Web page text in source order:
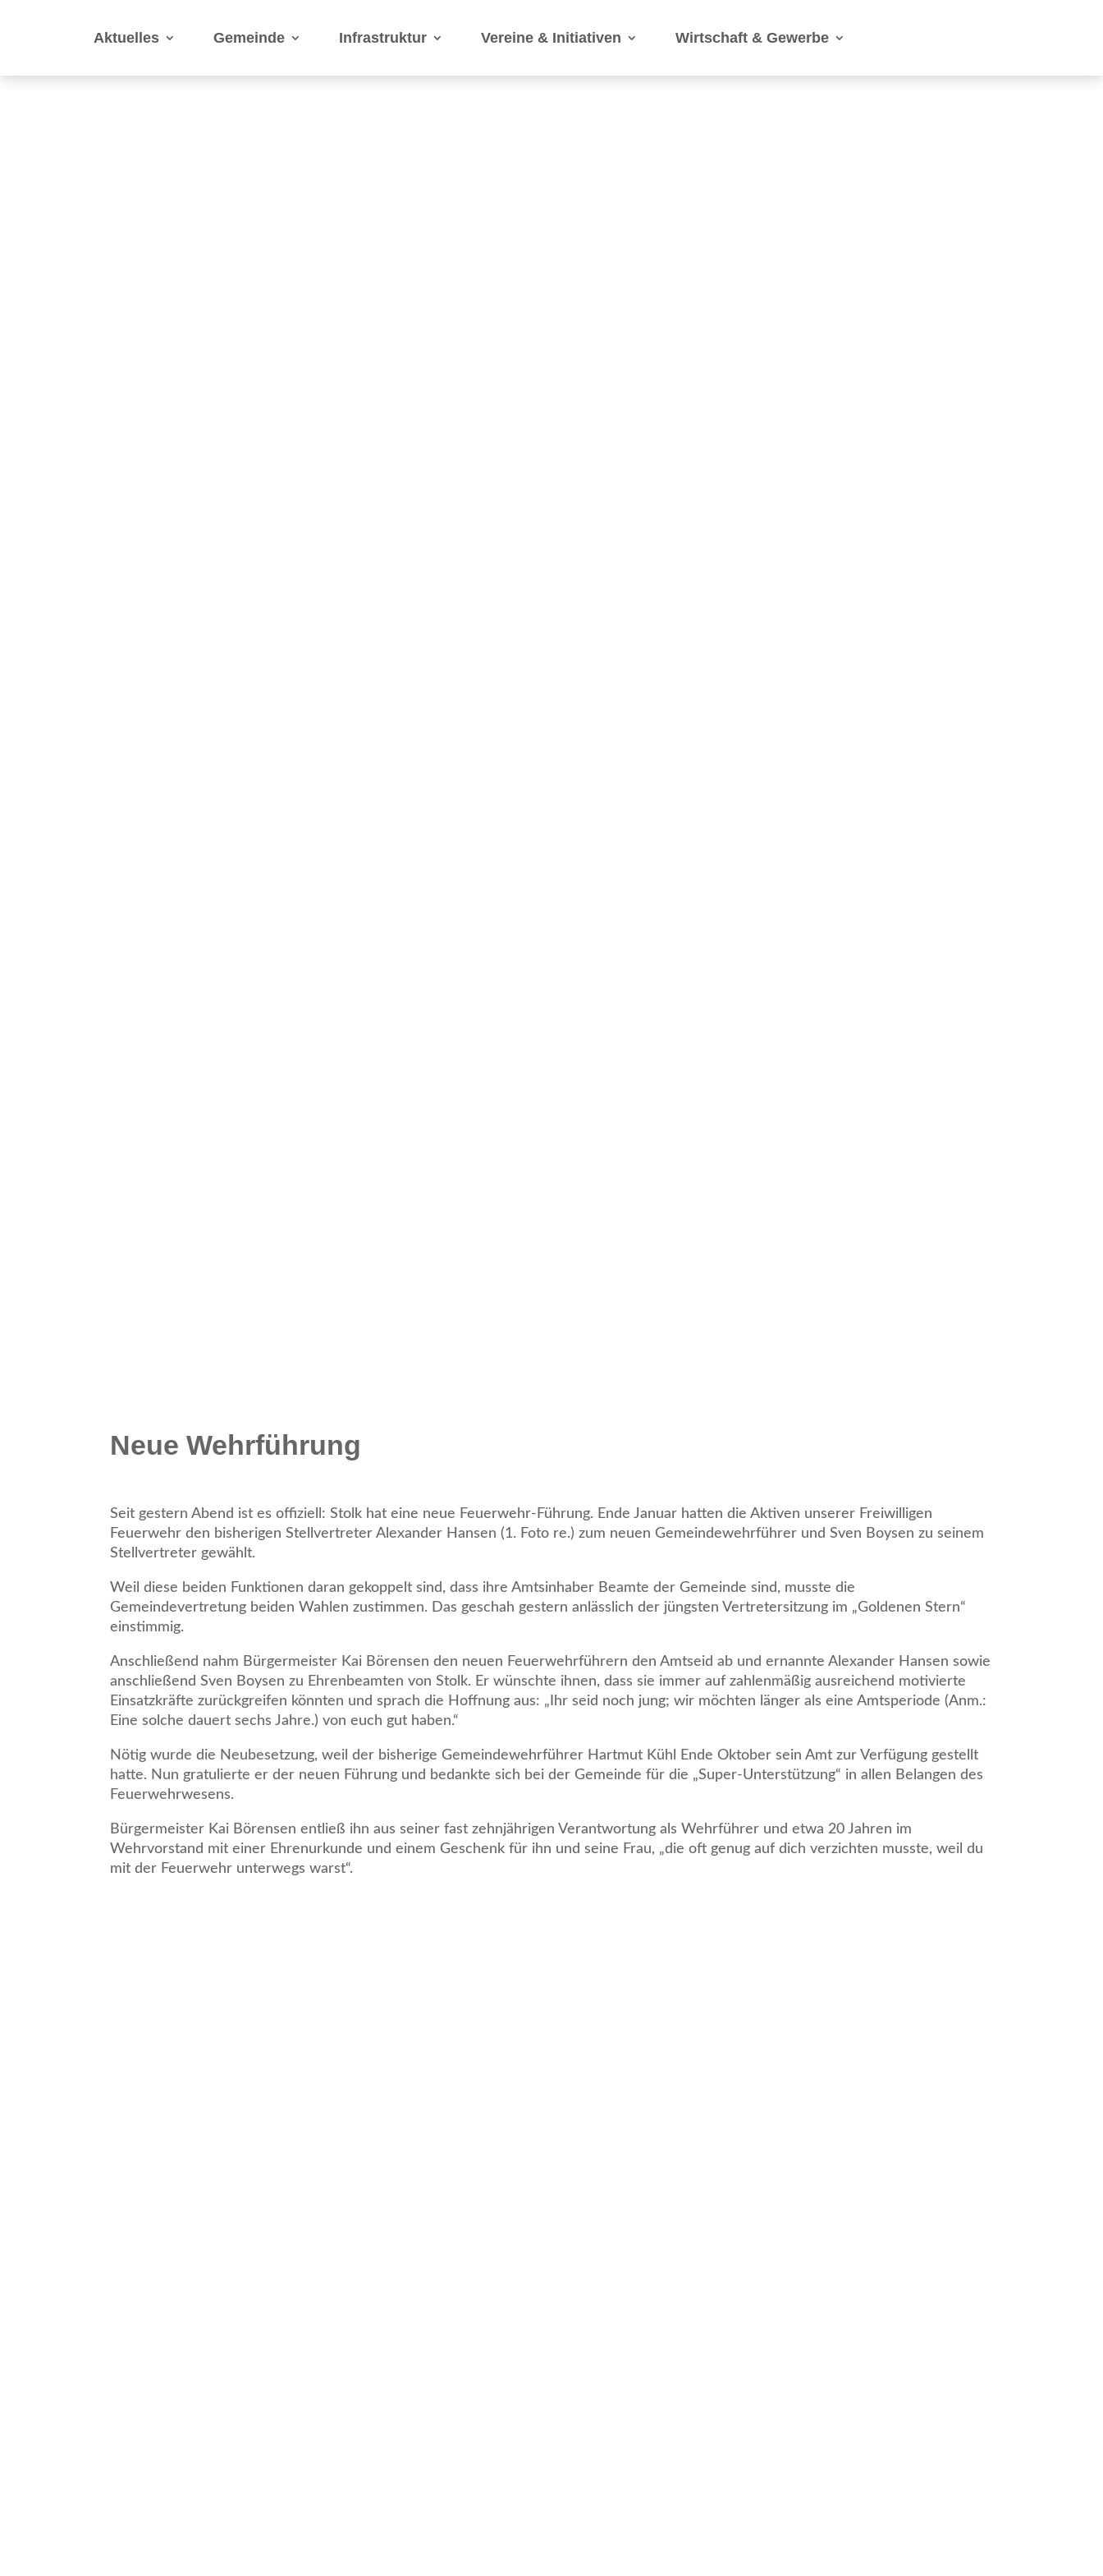
Aktuelles Gemeinde Infrastruktur Vereine & Initiativen Wirtschaft & Gewerbe
Neue Wehrführung
Seit gestern Abend ist es offiziell: Stolk hat eine neue Feuerwehr-Führung. Ende Januar hatten die Aktiven unserer Freiwilligen
Feuerwehr den bisherigen Stellvertreter Alexander Hansen (1. Foto re.) zum neuen Gemeindewehrführer und Sven Boysen zu seinem
Stellvertreter gewählt.
Weil diese beiden Funktionen daran gekoppelt sind, dass ihre Amtsinhaber Beamte der Gemeinde sind, musste die
Gemeindevertretung beiden Wahlen zustimmen. Das geschah gestern anlässlich der jüngsten Vertretersitzung im „Goldenen Stern“
einstimmig.
Anschließend nahm Bürgermeister Kai Börensen den neuen Feuerwehrführern den Amtseid ab und ernannte Alexander Hansen sowie
anschließend Sven Boysen zu Ehrenbeamten von Stolk. Er wünschte ihnen, dass sie immer auf zahlenmäßig ausreichend motivierte
Einsatzkräfte zurückgreifen könnten und sprach die Hoffnung aus: „Ihr seid noch jung; wir möchten länger als eine Amtsperiode (Anm.:
Eine solche dauert sechs Jahre.) von euch gut haben.“
Nötig wurde die Neubesetzung, weil der bisherige Gemeindewehrführer Hartmut Kühl Ende Oktober sein Amt zur Verfügung gestellt
hatte. Nun gratulierte er der neuen Führung und bedankte sich bei der Gemeinde für die „Super-Unterstützung“ in allen Belangen des
Feuerwehrwesens.
Bürgermeister Kai Börensen entließ ihn aus seiner fast zehnjährigen Verantwortung als Wehrführer und etwa 20 Jahren im
Wehrvorstand mit einer Ehrenurkunde und einem Geschenk für ihn und seine Frau, „die oft genug auf dich verzichten musste, weil du
mit der Feuerwehr unterwegs warst“.